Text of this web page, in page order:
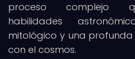
proceso complejo
habilidades
mitológico y una profunda
con el cosmos.